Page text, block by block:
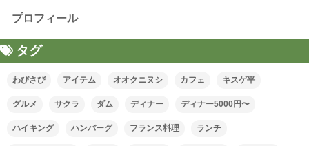
プロフィール
タグ
わびさび アイテム オオクニヌシ カフェ キスゲ平
グルメ サクラ ダム ディナー ディナー5000円〜
ハイキング ハンバーグ フランス料理 ランチ